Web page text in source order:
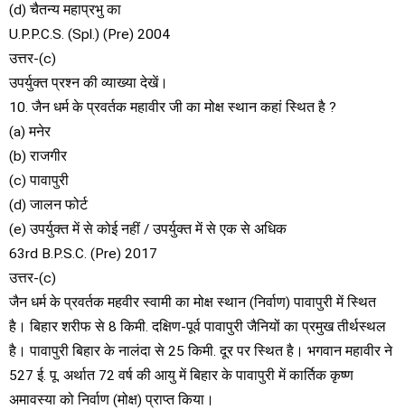
(d) चैतन्य महाप्रभु का
U.P.P.C.S. (Spl.) (Pre) 2004
उत्तर-(c)
उपर्युक्त प्रश्न की व्याख्या देखें।
10. जैन धर्म के प्रवर्तक महावीर जी का मोक्ष स्थान कहां स्थित है ?
(a) मनेर
(b) राजगीर
(c) पावापुरी
(d) जालन फोर्ट
(e) उपर्युक्त में से कोई नहीं / उपर्युक्त में से एक से अधिक
63rd B.P.S.C. (Pre) 2017
उत्तर-(c)
जैन धर्म के प्रवर्तक महवीर स्वामी का मोक्ष स्थान (निर्वाण) पावापुरी में स्थित
है। बिहार शरीफ से 8 किमी. दक्षिण-पूर्व पावापुरी जैनियों का प्रमुख तीर्थस्थल
है। पावापुरी बिहार के नालंदा से 25 किमी. दूर पर स्थित है। भगवान महावीर ने
527 ई. पू. अर्थात 72 वर्ष की आयु में बिहार के पावापुरी में कार्तिक कृष्ण
अमावस्या को निर्वाण (मोक्ष) प्राप्त किया।